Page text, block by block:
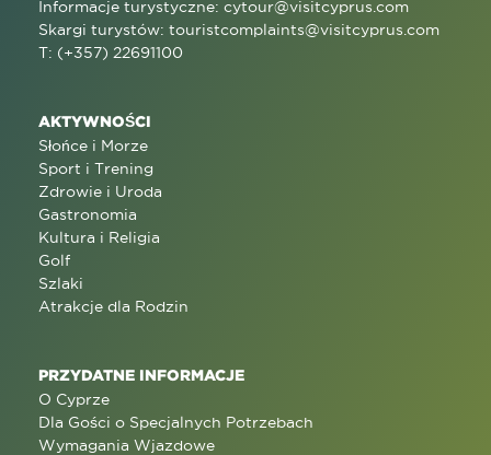
Informacje turystyczne: cytour@visitcyprus.com
Skargi turystów: touristcomplaints@visitcyprus.com
T: (+357) 22691100
AKTYWNOŚCI
Słońce i Morze
Sport i Trening
Zdrowie i Uroda
Gastronomia
Kultura i Religia
Golf
Szlaki
Atrakcje dla Rodzin
PRZYDATNE INFORMACJE
O Cyprze
Dla Gości o Specjalnych Potrzebach
Wymagania Wjazdowe